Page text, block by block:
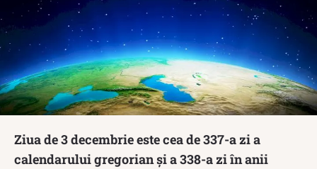
Ziua de 3 decembrie este cea de 337-a zi a
calendarului gregorian și a 338-a zi în anii